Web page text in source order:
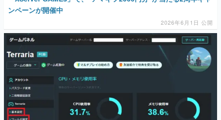
アプリレビュー
その他
電ファミニコゲーマーとは？
運営：株式会社マレ
ンペーンが開催中
2026年6月1日 公開